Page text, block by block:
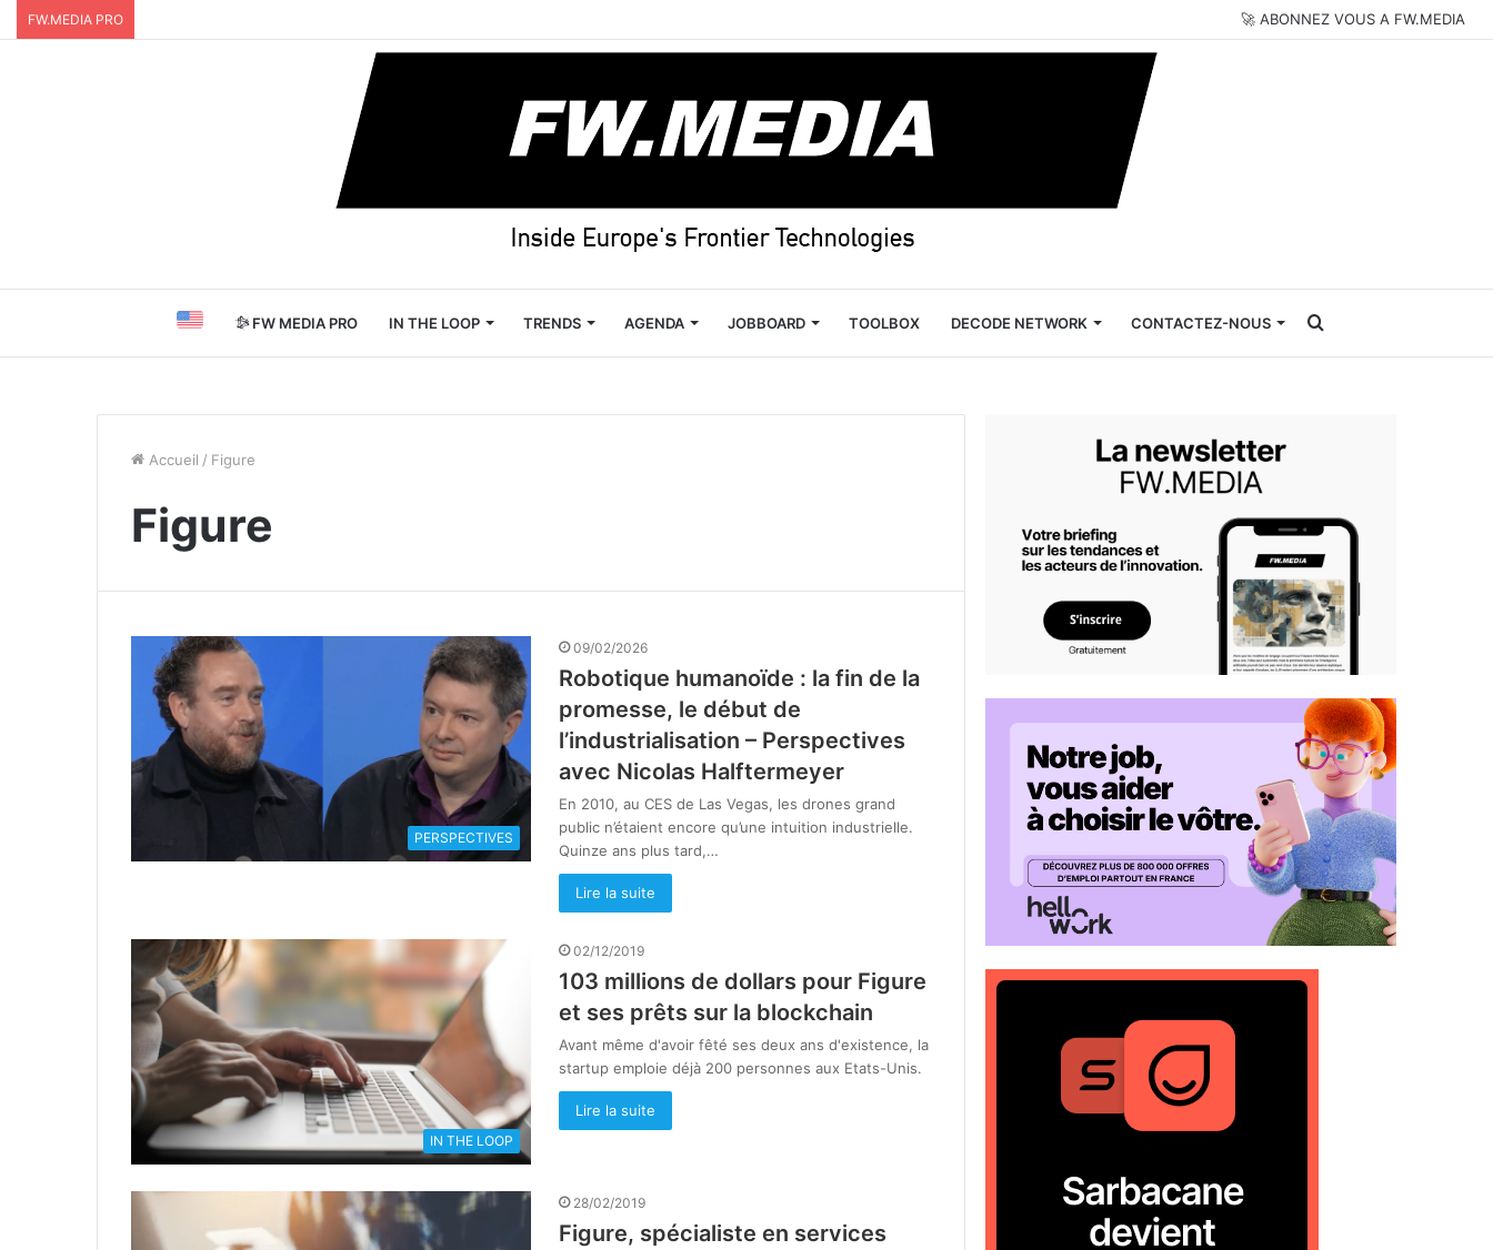
FW.MEDIA PRO 🚀 ABONNEZ VOUS A FW.MEDIA
FW MEDIA PRO IN THE LOOP TRENDS AGENDA JOBBOARD TOOLBOX DECODE NETWORK CONTACTEZ-NOUS Rechercher
Accueil / Figure
Figure
PERSPECTIVES
09/02/2026
Robotique humanoïde : la fin de la
promesse, le début de
l’industrialisation – Perspectives
avec Nicolas Halftermeyer
En 2010, au CES de Las Vegas, les drones grand
public n’étaient encore qu’une intuition industrielle.
Quinze ans plus tard,…
Lire la suite
IN THE LOOP
02/12/2019
103 millions de dollars pour Figure
et ses prêts sur la blockchain
Avant même d'avoir fêté ses deux ans d'existence, la
startup emploie déjà 200 personnes aux Etats-Unis.
Lire la suite
28/02/2019
Figure, spécialiste en services